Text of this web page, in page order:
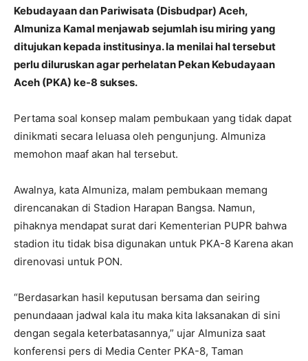
Kebudayaan dan Pariwisata (Disbudpar) Aceh,
Almuniza Kamal menjawab sejumlah isu miring yang
ditujukan kepada institusinya. Ia menilai hal tersebut
perlu diluruskan agar perhelatan Pekan Kebudayaan
Aceh (PKA) ke-8 sukses.
Pertama soal konsep malam pembukaan yang tidak dapat
dinikmati secara leluasa oleh pengunjung. Almuniza
memohon maaf akan hal tersebut.
Awalnya, kata Almuniza, malam pembukaan memang
direncanakan di Stadion Harapan Bangsa. Namun,
pihaknya mendapat surat dari Kementerian PUPR bahwa
stadion itu tidak bisa digunakan untuk PKA-8 Karena akan
direnovasi untuk PON.
“Berdasarkan hasil keputusan bersama dan seiring
penundaaan jadwal kala itu maka kita laksanakan di sini
dengan segala keterbatasannya,” ujar Almuniza saat
konferensi pers di Media Center PKA-8, Taman